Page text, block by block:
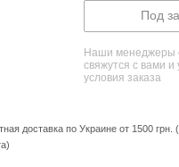
Под
Наши менеджеры
свяжутся с вами и
условия заказа
доставка по Украине от 1500 грн.